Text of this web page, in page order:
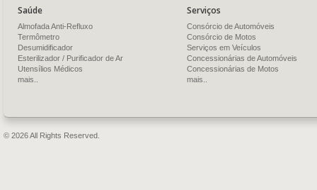
Saúde
Almofada Anti-Refluxo
Termômetro
Desumidificador
Esterilizador / Purificador de Ar
Utensílios Médicos
mais..
Serviços
Consórcio de Automóveis
Consórcio de Motos
Serviços em Veículos
Concessionárias de Automóveis
Concessionárias de Motos
mais..
© 2026 All Rights Reserved.